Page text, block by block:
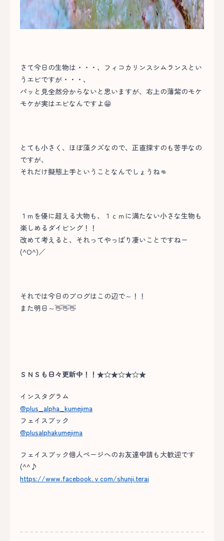
さて今日の生物は・・・、フィコカリンスシムランスとい
うエビですが・・・、
パッと見全然分からないと思いますが、右上の薄紫のモケ
モケが実はエビなんですよ😁
とても小さく、ほぼ藻クズなので、正直探すのも苦手なの
ですが、
それだけ擬態上手ということなんでしょうね👊
１ｍを優に超える大物も、１ｃｍに満たない小さな生物も
楽しめるダイビング！！
改めて考えると、それってやっぱり凄いことですねー
(^O^)／
それでは今日のブログはこの辺で～！！
また明日～👋👋👋
ＳＮＳも日々更新中！！★☆★☆★☆★
インスタグラム
@plus_alpha_kumejima
フェイスブック
@plusalphakumejima
フェイスブック個人ページへのお友達申請も大歓迎です
(^^♪
https://www.facebook.ｖcom/shunji.terai